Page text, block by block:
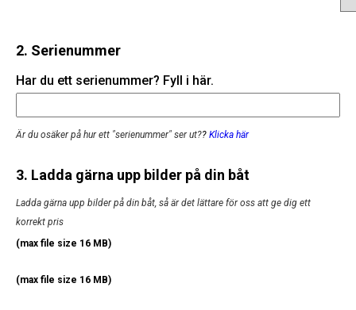
2. Serienummer
Har du ett serienummer? Fyll i här.
Är du osäker på hur ett "serienummer" ser ut?? Klicka här
3. Ladda gärna upp bilder på din båt
Ladda gärna upp bilder på din båt, så är det lättare för oss att ge dig ett
korrekt pris
(max file size 16 MB)
(max file size 16 MB)